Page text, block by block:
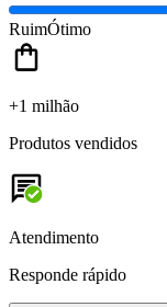
RuimÓtimo
+1 milhão
Produtos vendidos
Atendimento
Responde rápido